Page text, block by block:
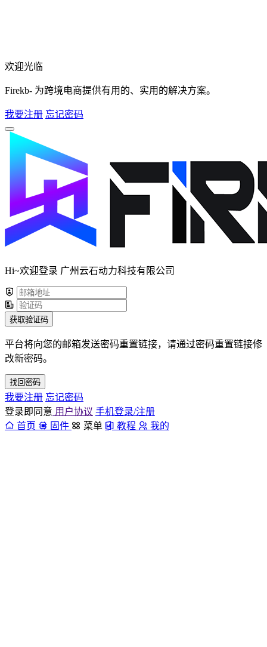
欢迎光临
Firekb- 为跨境电商提供有用的、实用的解决方案。
我要注册 忘记密码
Hi~欢迎登录 广州云石动力科技有限公司
获取验证码
平台将向您的邮箱发送密码重置链接，请通过密码重置链接修
改新密码。
找回密码
我要注册 忘记密码
登录即同意 用户协议 手机登录/注册
首页
固件 菜单 教程 我的